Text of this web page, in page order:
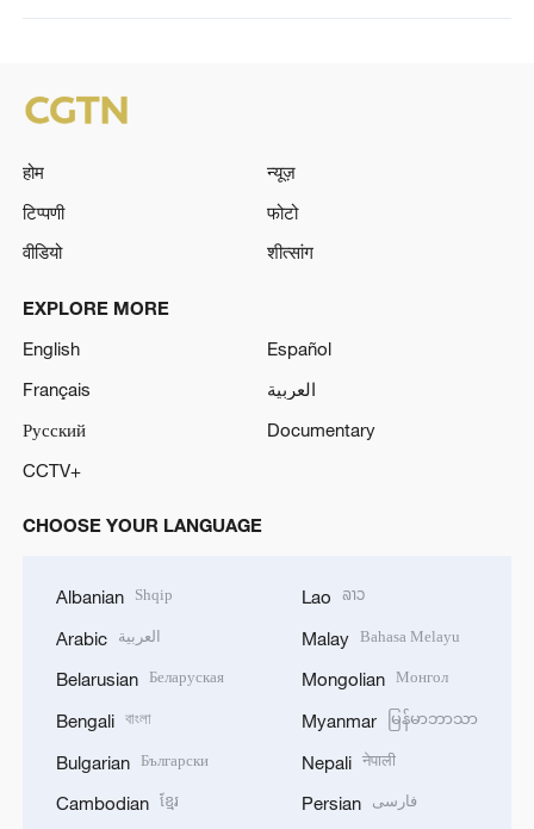
होम
न्यूज़
टिप्पणी
फोटो
वीडियो
शीत्सांग
EXPLORE MORE
English
Español
Français
العربية
Русский
Documentary
CCTV+
CHOOSE YOUR LANGUAGE
Albanian Shqip
Arabic العربية
Belarusian Беларуская
Bengali বাংলা
Bulgarian Български
Cambodian ខ្មែរ
Lao ລາວ
Malay Bahasa Melayu
Mongolian Монгол
Myanmar မြန်မာဘာသာ
Nepali नेपाली
Persian فارسی